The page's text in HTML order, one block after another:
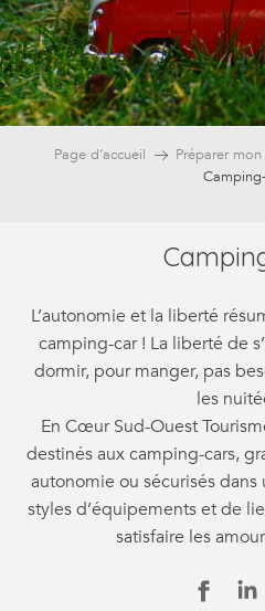
Page d’accueil Préparer
L’autonomie et la liberté
camping-car ! La liberté de
dormir, pour manger, pas
les
En Cœur Sud-Ouest
destinés aux camping-cars,
autonomie ou sécurisés
styles d’équipements et de
satisfaire les